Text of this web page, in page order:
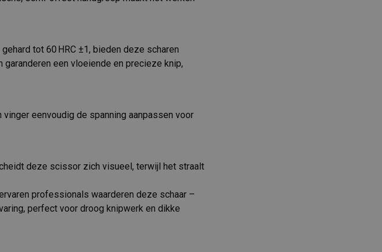
tot 60 HRC ±1, bieden deze scharen
een vloeiende en precieze knip,
eenvoudig de spanning aanpassen voor
deze scissor zich visueel, terwijl het straalt
professionals waarderen deze schaar –
perfect voor droog knipwerk en dikke